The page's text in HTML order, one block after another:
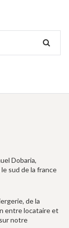
Dobaria,
sud de la france
de la
entre locataire et
notre